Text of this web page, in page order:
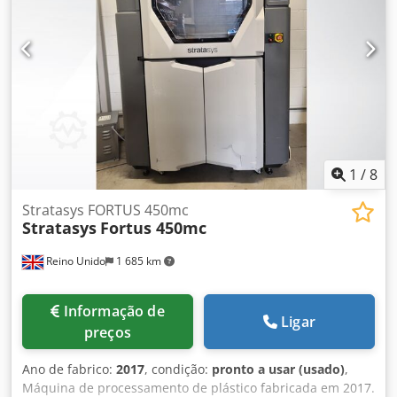
possíveis resultados de medição muito precisos e estáveis
– mesmo com pesos muito pequenos. Dados Técnicos: -
Capacidade máxima: 120 g - Legibilidade: 0,0001 g (0,1 mg)
- Peso mínimo: 0,01 g - Visor digital - Função tara -
Interface RS232 - Alimentação: 12 V DC / 6 W - Condição:
usado Conteúdo da entrega: (veja foto) (Sujeito a
alterações e erros nas especificações técnicas!) Outras
dúvidas podem ser esclarecidas por telefone.
1 /8
Reino Unido 1 685 km
Stratasys FORTUS 450mc
Stratasys Fortus 450mc
preços
Ligar
Ano de fabrico: 2017, condição: pronto a usar (usado),
Máquina de processamento de plástico fabricada em 2017.